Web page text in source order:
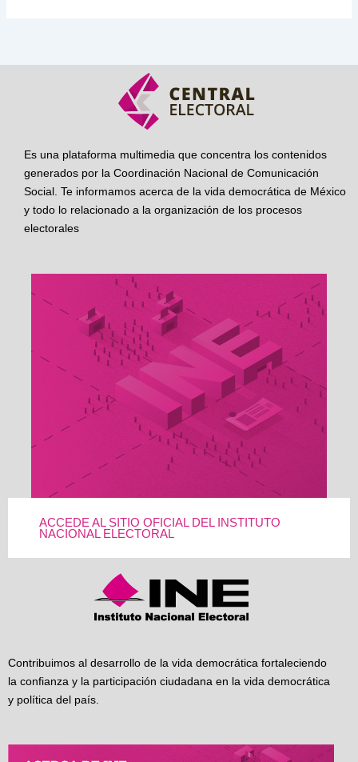
Es una plataforma multimedia que concentra los contenidos
generados por la Coordinación Nacional de Comunicación
Social. Te informamos acerca de la vida democrática de México
y todo lo relacionado a la organización de los procesos
electorales
ACCEDE AL SITIO OFICIAL DEL INSTITUTO
NACIONAL ELECTORAL
Contribuimos al desarrollo de la vida democrática fortaleciendo
la confianza y la participación ciudadana en la vida democrática
y política del país.